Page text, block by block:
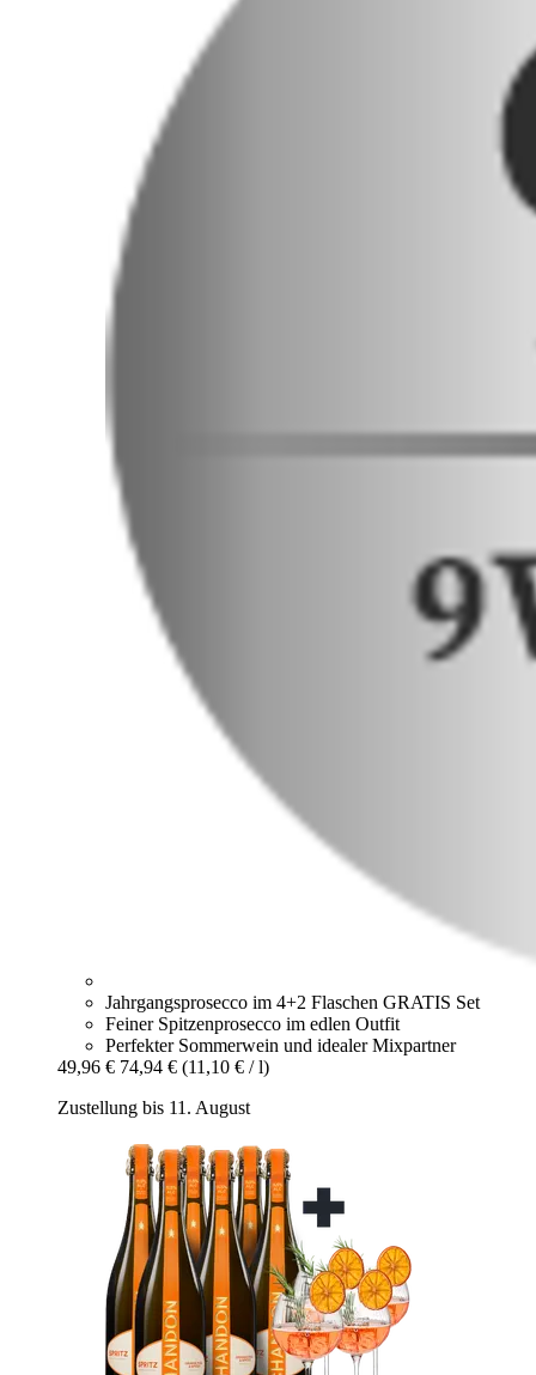
Jahrgangsprosecco im 4+2 Flaschen GRATIS Set
Feiner Spitzenprosecco im edlen Outfit
Perfekter Sommerwein und idealer Mixpartner
49,96 € 74,94 € (11,10 € / l)
Zustellung bis 11. August